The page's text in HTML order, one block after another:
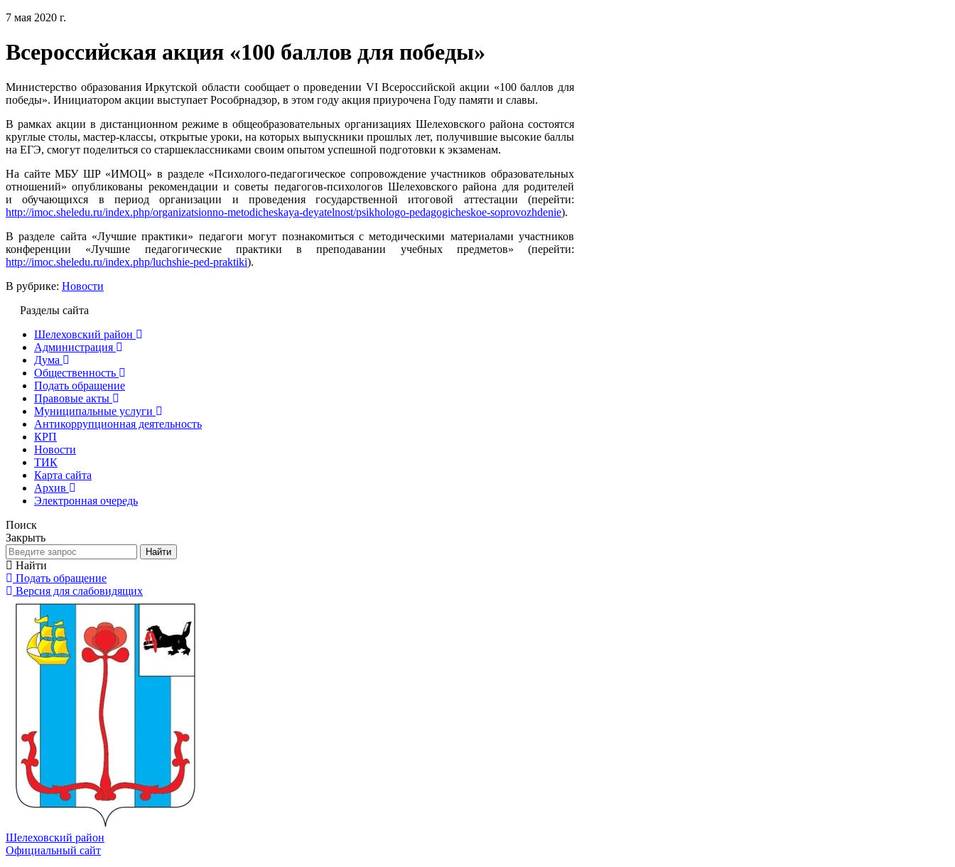
7 мая 2020 г.
Всероссийская акция «100 баллов для победы»
Министерство образования Иркутской области сообщает о проведении VI Всероссийской акции «100 баллов для
победы». Инициатором акции выступает Рособрнадзор, в этом году акция приурочена Году памяти и славы.
В рамках акции в дистанционном режиме в общеобразовательных организациях Шелеховского района состоятся
круглые столы, мастер-классы, открытые уроки, на которых выпускники прошлых лет, получившие высокие баллы
на ЕГЭ, смогут поделиться со старшеклассниками своим опытом успешной подготовки к экзаменам.
На сайте МБУ ШР «ИМОЦ» в разделе «Психолого-педагогическое сопровождение участников образовательных
отношений» опубликованы рекомендации и советы педагогов-психологов Шелеховского района для родителей
и обучающихся в период организации и проведения государственной итоговой аттестации (перейти:
http://imoc.sheledu.ru/index.php/organizatsionno-metodicheskaya-deyatelnost/psikhologo-pedagogicheskoe-soprovozhdenie).
В разделе сайта «Лучшие практики» педагоги могут познакомиться с методическими материалами участников
конференции «Лучшие педагогические практики в преподавании учебных предметов» (перейти:
http://imoc.sheledu.ru/index.php/luchshie-ped-praktiki).
В рубрике: Новости
Разделы сайта
Шелеховский район
Администрация
Дума
Общественность
Подать обращение
Правовые акты
Муниципальные услуги
Антикоррупционная деятельность
КРП
Новости
ТИК
Карта сайта
Архив
Электронная очередь
Поиск
Закрыть
Найти
Найти
Подать обращение
Версия для слабовидящих
Шелеховский район
Официальный сайт